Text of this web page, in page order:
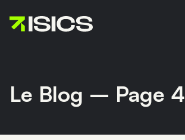
Le Blog – Page 4